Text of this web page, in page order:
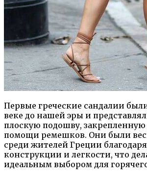
Первые греческие сандалии
веке до нашей эры и
плоскую подошву, закрепленную
помощи ремешков. Они были
среди жителей Греции
конструкции и легкости, что
идеальным выбором для